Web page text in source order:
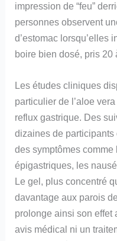
impression de “feu”
personnes observent
d’estomac lorsqu’elles
boire bien dosé, pris 20
Les études cliniques
particulier de l’aloe
reflux gastrique. Des
dizaines de
des symptômes
épigastriques, les
Le gel, plus concentré
davantage aux parois
prolonge ainsi son effet
avis médical ni un